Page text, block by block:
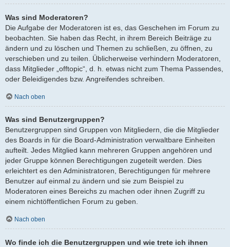
Was sind Moderatoren?
Die Aufgabe der Moderatoren ist es, das Geschehen im Forum zu
beobachten. Sie haben das Recht, in ihrem Bereich Beiträge zu
ändern und zu löschen und Themen zu schließen, zu öffnen, zu
verschieben und zu teilen. Üblicherweise verhindern Moderatoren,
dass Mitglieder „offtopic“, d. h. etwas nicht zum Thema Passendes,
oder Beleidigendes bzw. Angreifendes schreiben.
Nach oben
Was sind Benutzergruppen?
Benutzergruppen sind Gruppen von Mitgliedern, die die Mitglieder
des Boards in für die Board-Administration verwaltbare Einheiten
aufteilt. Jedes Mitglied kann mehreren Gruppen angehören und
jeder Gruppe können Berechtigungen zugeteilt werden. Dies
erleichtert es den Administratoren, Berechtigungen für mehrere
Benutzer auf einmal zu ändern und sie zum Beispiel zu
Moderatoren eines Bereichs zu machen oder ihnen Zugriff zu
einem nichtöffentlichen Forum zu geben.
Nach oben
Wo finde ich die Benutzergruppen und wie trete ich ihnen